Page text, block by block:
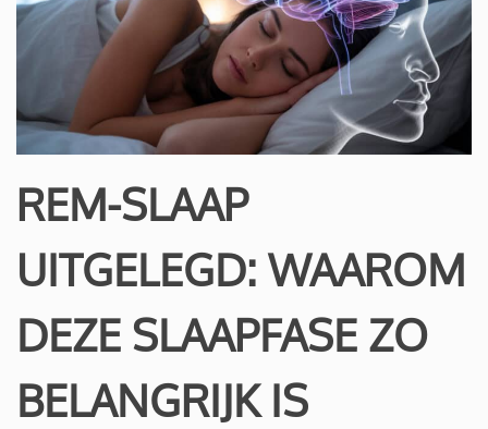
REM-SLAAP
UITGELEGD: WAAROM
DEZE SLAAPFASE ZO
BELANGRIJK IS